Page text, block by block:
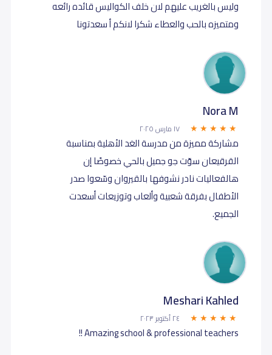
وليس بالغريب عليهم لان خلف الكواليس قائده رائعه
ومتميزه بالحب والعطاء شكرا لانكم أ سعدتونا
Nora M
١٧ مارس ٢٠٢٥
مشاركة مميزة من مدرسة الغد الأهلية بمناسبة
القرقيعان سوّت جو جميل بالحي خصوصًا إن
هالفعاليات نادر نشوفها بالقيروان وسّعوا صدر
الأطفال بفرقة شعبية وألعاب وتوزيعات أسعدت
الجميع.
Meshari Kahled
٢٤ أكتوبر ٢٠٢٣
Amazing school & professional teachers !!